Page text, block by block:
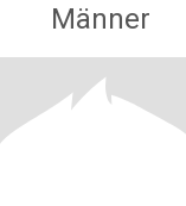
Männer